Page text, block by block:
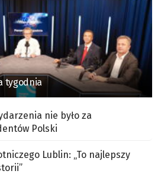
tygodnia
nie było za
Polski
Lublin: „To najlepszy